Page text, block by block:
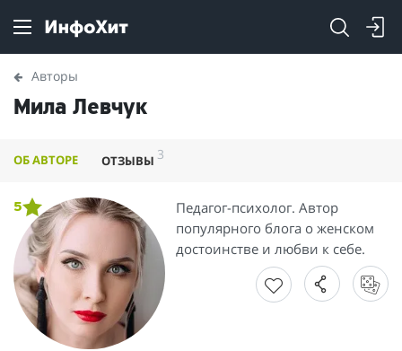
Авторы
Мила Левчук
ОБ АВТОРЕ ОТЗЫВЫ 3
5
Педагог-психолог. Автор
популярного блога о женском
достоинстве и любви к себе.